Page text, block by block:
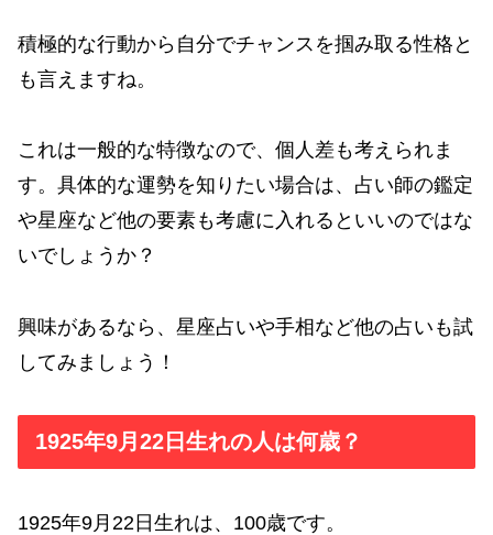
積極的な行動から自分でチャンスを掴み取る性格と
も言えますね。
これは一般的な特徴なので、個人差も考えられま
す。具体的な運勢を知りたい場合は、占い師の鑑定
や星座など他の要素も考慮に入れるといいのではな
いでしょうか？
興味があるなら、星座占いや手相など他の占いも試
してみましょう！
1925年9月22日生れの人は何歳？
1925年9月22日生れは、100歳です。